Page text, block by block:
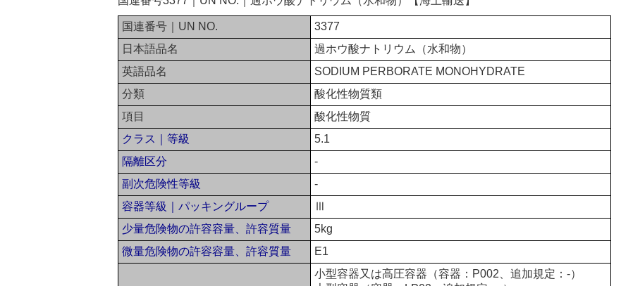
国連番号｜UN NO.
3377
日本語品名
過ホウ酸ナトリウム（水和物）
英語品名
SODIUM PERBORATE MONOHYDRATE
分類
酸化性物質類
項目
酸化性物質
クラス｜等級
5.1
隔離区分
-
副次危険性等級
-
容器等級｜パッキングループ
Ⅲ
少量危険物の許容容量、許容質量
5kg
微量危険物の許容容量、許容質量
E1
小型容器又は高圧容器（容器：P002、追加規定：-）